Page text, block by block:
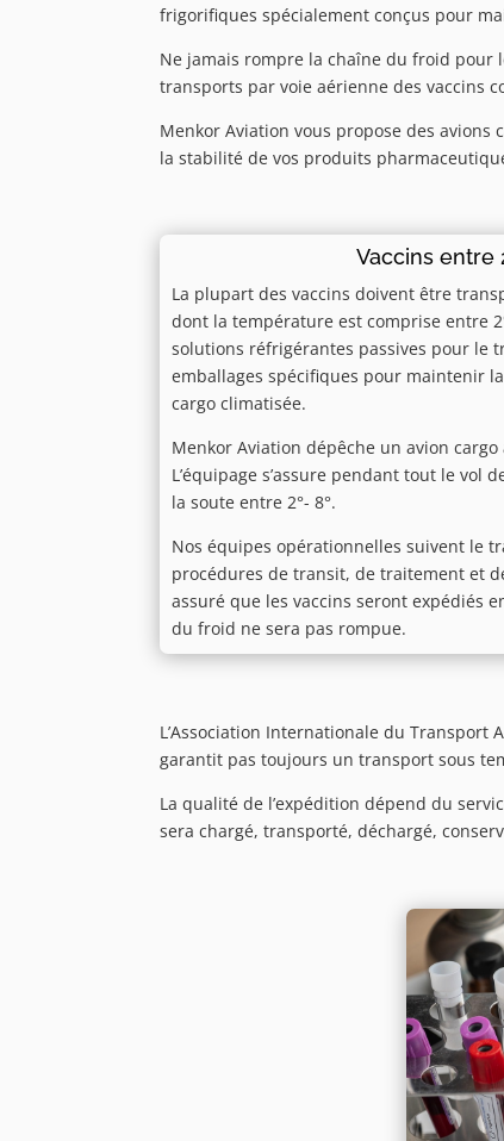
frigorifiques spécialement conçus pour
Ne jamais rompre la chaîne du froid pour
transports par voie aérienne des vaccins
Menkor Aviation vous propose des
la stabilité de vos produits
Vaccins entre
La plupart des vaccins doivent être
dont la température est comprise entre
solutions réfrigérantes passives pour le
emballages spécifiques pour maintenir
cargo climatisée.
Menkor Aviation dépêche un avion
L’équipage s’assure pendant tout le vol
la soute entre 2°- 8°.
Nos équipes opérationnelles suivent le
procédures de transit, de traitement et
assuré que les vaccins seront expédiés
du froid ne sera pas rompue.
L’Association Internationale du
garantit pas toujours un transport sous
La qualité de l’expédition dépend du
sera chargé, transporté, déchargé,